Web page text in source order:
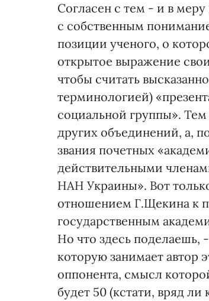
Согласен с тем - и в
с собственным
позиции ученого, о
открытое выражение
чтобы считать
терминологией)
социальной группы».
других объединений, а,
звания почетных
действительными
НАН Украины». Вот
отношением Г.Щекина к
государственным
Но что здесь поделаешь,
которую занимает автор
оппонента, смысл
будет 50 (кстати, вряд ли